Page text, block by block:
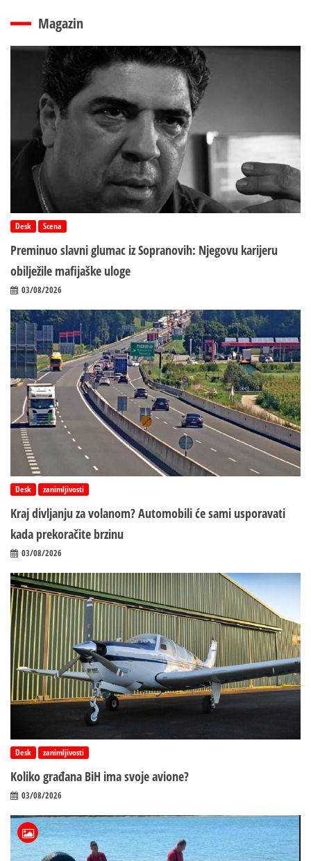
Magazin
Desk Scena
Preminuo slavni glumac iz Sopranovih: Njegovu karijeru
obilježile mafijaške uloge
03/08/2026
Desk zanimljivosti
Kraj divljanju za volanom? Automobili će sami usporavati
kada prekoračite brzinu
03/08/2026
Desk zanimljivosti
Koliko građana BiH ima svoje avione?
03/08/2026